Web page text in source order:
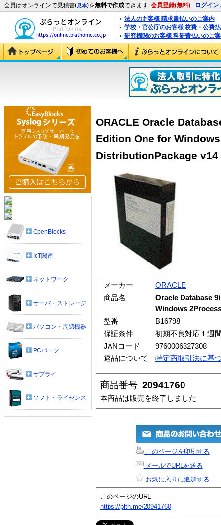
会員はオンラインで見積書(見本)を無料で作成できます 会員登録(無料) ログイン
法人のお客様 請求書払いのご案内
学校・官公庁のお客様 校費・公費
研究機関のお客様 科研費払いのご
ORACLE Oracle
Edition One for
DistributionPackage v14
メーカー
ORACLE
商品名
Oracle Database
Windows
型番
B16798
保証条件
初期不良対応１週
JANコード
9760006827308
返品について
特定商取引法に基
商品番号 20941760
本商品は販売を終了しました
このページを印刷する
メールでURLを送る
お気に入りに追加する
このページのURL
https://plth.me/20941760
OpenBlocks
IoT関連
ネットワーク
サーバ・ストレージ
パソコン・周辺機器
PCパーツ
サプライ
ソフト・ライセンス